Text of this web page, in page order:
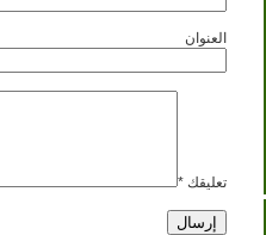
العنوان
تعليقك *